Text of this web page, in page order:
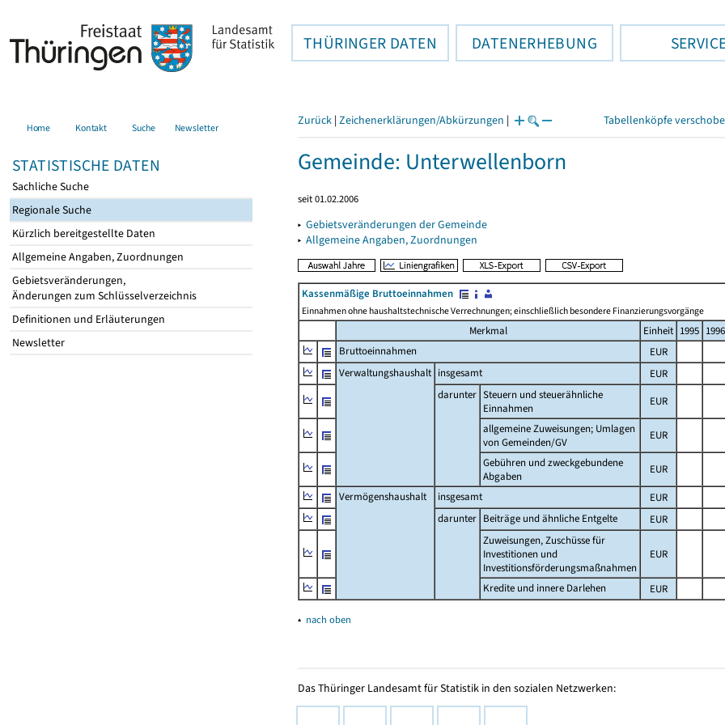
THÜRINGER DATEN DATENERHEBUNG
Home Kontakt Suche Newsletter
STATISTISCHE DATEN
Sachliche Suche
Regionale Suche
Kürzlich bereitgestellte Daten
Allgemeine Angaben, Zuordnungen
Gebietsveränderungen,
Änderungen zum Schlüsselverzeichnis
Definitionen und Erläuterungen
Newsletter
Zurück | Zeichenerklärungen/Abkürzungen | Tabellenköpfe
Gemeinde: Unterwellenborn
seit 01.02.2006
▸ Gebietsveränderungen der Gemeinde
▸ Allgemeine Angaben, Zuordnungen
Kassenmäßige Bruttoeinnahmen
Einnahmen ohne haushaltstechnische Verrechnungen; einschließlich besondere Finanzierungsvorgänge
Merkmal Einheit 1995 1996
Bruttoeinnahmen
EUR
Verwaltungshaushalt insgesamt
EUR
darunter Steuern und steuerähnliche
Einnahmen
EUR
allgemeine Zuweisungen; Umlagen
von Gemeinden/GV
EUR
Gebühren und zweckgebundene
Abgaben
EUR
Vermögenshaushalt
insgesamt
EUR
darunter Beiträge und ähnliche Entgelte
EUR
Zuweisungen, Zuschüsse für
Investitionen und
Investitionsförderungsmaßnahmen
EUR
Kredite und innere Darlehen EUR
▴ nach oben
Das Thüringer Landesamt für Statistik in den sozialen Netzwerken: